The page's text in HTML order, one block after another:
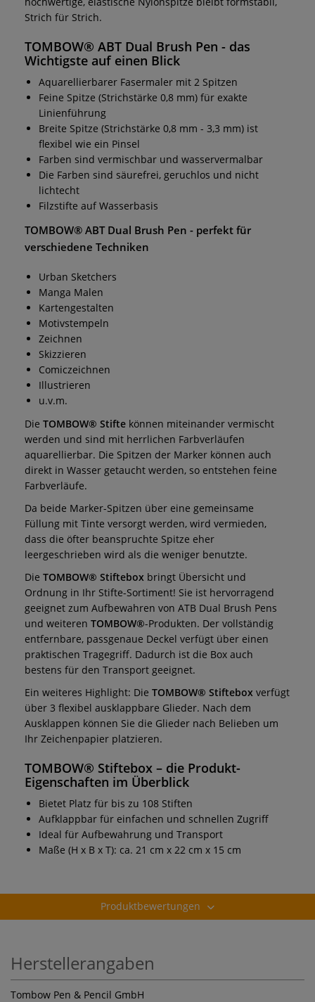
Strich für Strich.
TOMBOW® ABT Dual Brush Pen - das
Wichtigste auf einen Blick
Aquarellierbarer Fasermaler mit 2 Spitzen
Feine Spitze (Strichstärke 0,8 mm) für exakte
Linienführung
Breite Spitze (Strichstärke 0,8 mm - 3,3 mm) ist
flexibel wie ein Pinsel
Farben sind vermischbar und wasservermalbar
Die Farben sind säurefrei, geruchlos und nicht
lichtecht
Filzstifte auf Wasserbasis
TOMBOW® ABT Dual Brush Pen - perfekt für
verschiedene Techniken
Urban Sketchers
Manga Malen
Kartengestalten
Motivstempeln
Zeichnen
Skizzieren
Comiczeichnen
Illustrieren
u.v.m.
Die TOMBOW® Stifte können miteinander vermischt
werden und sind mit herrlichen Farbverläufen
aquarellierbar. Die Spitzen der Marker können auch
direkt in Wasser getaucht werden, so entstehen feine
Farbverläufe.
Da beide Marker-Spitzen über eine gemeinsame
Füllung mit Tinte versorgt werden, wird vermieden,
dass die öfter beanspruchte Spitze eher
leergeschrieben wird als die weniger benutzte.
Die TOMBOW® Stiftebox bringt Übersicht und
Ordnung in Ihr Stifte-Sortiment! Sie ist hervorragend
geeignet zum Aufbewahren von ATB Dual Brush Pens
und weiteren TOMBOW®-Produkten. Der vollständig
entfernbare, passgenaue Deckel verfügt über einen
praktischen Tragegriff. Dadurch ist die Box auch
bestens für den Transport geeignet.
Ein weiteres Highlight: Die TOMBOW® Stiftebox verfügt
über 3 flexibel ausklappbare Glieder. Nach dem
Ausklappen können Sie die Glieder nach Belieben um
Ihr Zeichenpapier platzieren.
TOMBOW® Stiftebox – die Produkt-
Eigenschaften im Überblick
Bietet Platz für bis zu 108 Stiften
Aufklappbar für einfachen und schnellen Zugriff
Ideal für Aufbewahrung und Transport
Maße (H x B x T): ca. 21 cm x 22 cm x 15 cm
Produktbewertungen
Herstellerangaben
Tombow Pen & Pencil GmbH